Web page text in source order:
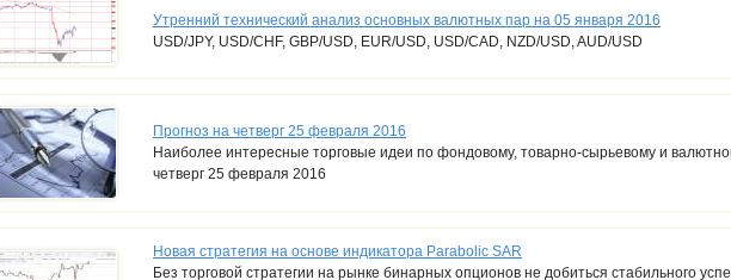
Утренний технический анализ основных валютных пар на 05 января 2016
USD/JPY, USD/CHF, GBP/USD, EUR/USD, USD/CAD, NZD/USD, AUD/USD
Прогноз на четверг 25 февраля 2016
Наиболее интересные торговые идеи по фондовому, товарно-сырьевому и
четверг 25 февраля 2016
Новая стратегия на основе индикатора Parabolic SAR
Без торговой стратегии на рынке бинарных опционов не добиться стабильного